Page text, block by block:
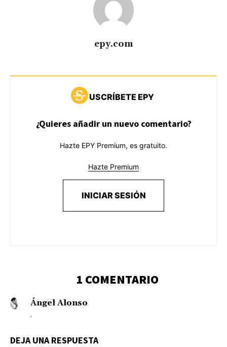
epy.com
USCRÍBETE EPY
¿Quieres añadir un nuevo comentario?
Hazte EPY Premium, es gratuito.
Hazte Premium
INICIAR SESIÓN
1 COMENTARIO
Ángel Alonso
.
DEJA UNA RESPUESTA